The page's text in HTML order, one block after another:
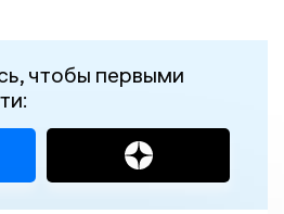
чтобы первыми